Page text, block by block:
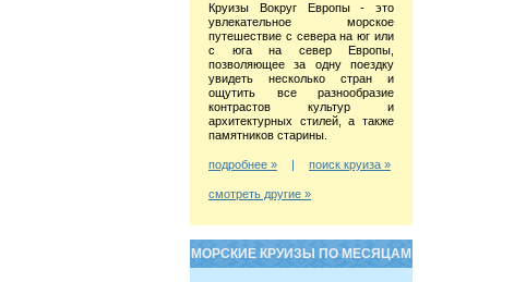
Круизы Вокруг Европы - это
увлекательное морское
путешествие с севера на юг или
с юга на север Европы,
позволяющее за одну поездку
увидеть несколько стран и
ощутить все разнообразие
контрастов культур и
архитектурных стилей, а также
памятников старины.
подробнее » | поиск круиза »
смотреть другие »
МОРСКИЕ КРУИЗЫ ПО МЕСЯЦАМ